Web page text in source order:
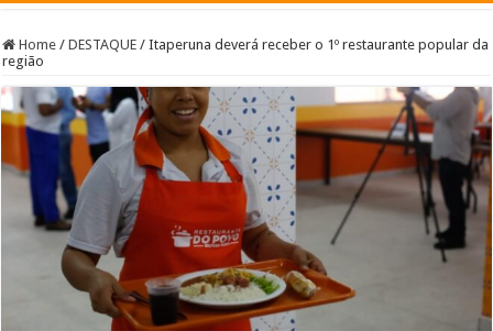
Home / DESTAQUE / Itaperuna deverá receber o 1º restaurante popular da
região